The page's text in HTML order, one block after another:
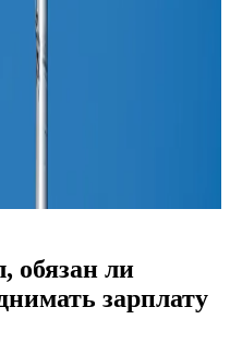
обязан ли
зарплату